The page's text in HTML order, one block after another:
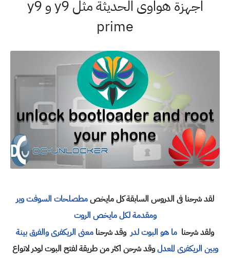
اجهزة هواوى الحديثة مثل y9 و y9
prime
لقد شرحنا فى الدروس السابقة كل مايخصمطصلحات السوفت وير
ومقدمة لكل مايخص الروت
ولقد شرحنا ما هو البوت لدر وقد شرحنا معنى الريكفرى والفرق بينة
وبين الريكفرى المعدلوقد شرحن اكثر من طريقة لفتح البوت لودر لانواع